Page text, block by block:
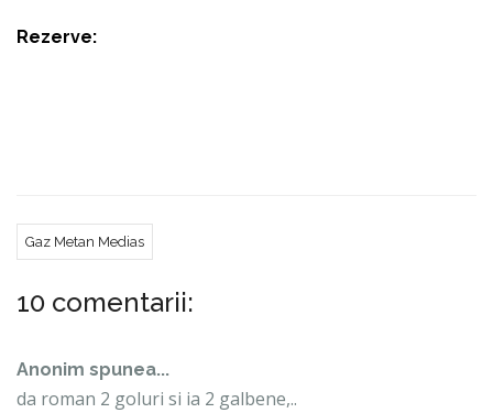
Rezerve:
Gaz Metan Medias
10 comentarii:
Anonim spunea...
da roman 2 goluri si ia 2 galbene,..